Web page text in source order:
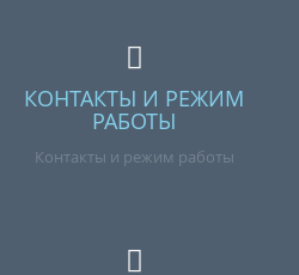
КОНТАКТЫ И РЕЖИМ
РАБОТЫ
Контакты и режим работы